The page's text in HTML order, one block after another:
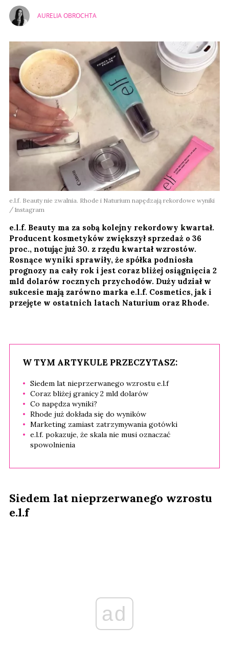
AURELIA OBROCHTA
e.l.f. Beauty nie zwalnia. Rhode i Naturium napędzają rekordowe wyniki
Instagram
e.l.f. Beauty ma za sobą kolejny rekordowy kwartał.
Producent kosmetyków zwiększył sprzedaż o 36
proc., notując już 30. z rzędu kwartał wzrostów.
Rosnące wyniki sprawiły, że spółka podniosła
prognozy na cały rok i jest coraz bliżej osiągnięcia 2
mld dolarów rocznych przychodów. Duży udział w
sukcesie mają zarówno marka e.l.f. Cosmetics, jak i
przejęte w ostatnich latach Naturium oraz Rhode.
W TYM ARTYKULE PRZECZYTASZ:
Siedem lat nieprzerwanego wzrostu e.l.f
Coraz bliżej granicy 2 mld dolarów
Co napędza wyniki?
Rhode już dokłada się do wyników
Marketing zamiast zatrzymywania gotówki
e.l.f. pokazuje, że skala nie musi oznaczać
spowolnienia
Siedem lat nieprzerwanego wzrostu
e.l.f
ad